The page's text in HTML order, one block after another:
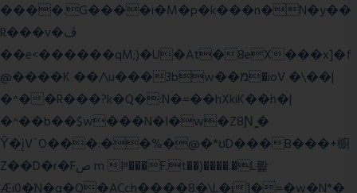
����.G����i�M�p�k���n�N�y��
R���v�ڤ
��e<������qM;)�U�At�8eX���x]�f
@����K ��/\u���3bw��מ�ioV �\��|
�^��R���?k�Q�:N�=��hXkiK��h�|
�^��b��$w���N�I�w�Z8Ɲ ͚�
Ŷ�įV`O���:��%�@�*ʊD���B���+櫥
Z��D�r�Fص m Iʶ���F.t��)����.�L뢅